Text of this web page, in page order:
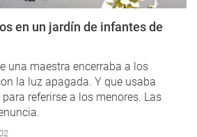
en un jardín de infantes de
una maestra encerraba a los
la luz apagada. Y que usaba
referirse a los menores. Las